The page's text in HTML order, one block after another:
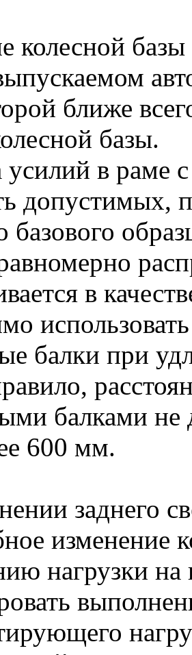
колесной
ближе
базы.
в раме
допустимых,
базового
в
балки при
балками
600 мм.
заднего
изменение
нагрузки